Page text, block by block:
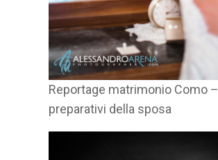
Reportage matrimonio Como –
preparativi della sposa